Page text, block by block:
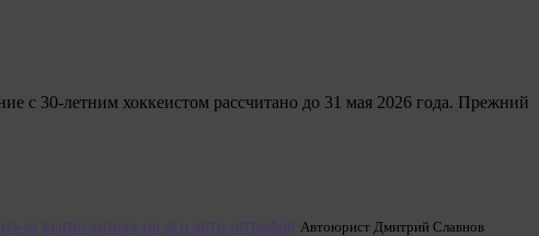
с 30‑летним хоккеистом рассчитано до 31 мая 2026 года. Прежний
за выписанных на его авто штрафов Автоюрист Дмитрий Славнов